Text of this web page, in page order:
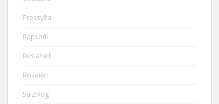
Pressylta
Rapsodi
ResiaNet
Rosaièn
Salzblog